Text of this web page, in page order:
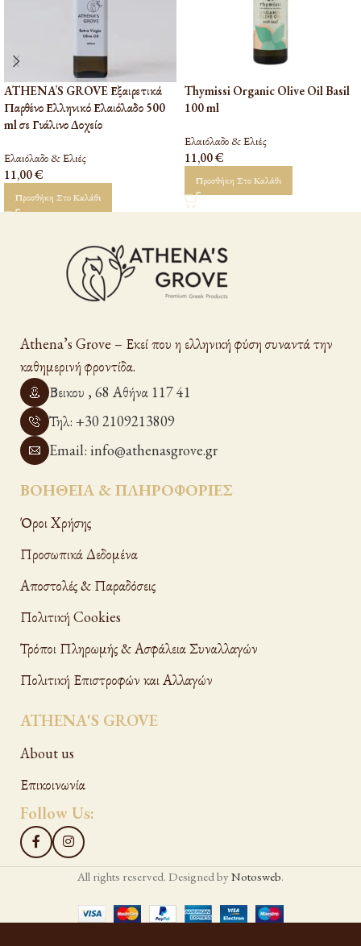
ATHENA’S GROVE Εξαιρετικά
Παρθένο Ελληνικό Ελαιόλαδο 500
ml σε Γυάλινο Δοχείο
Ελαιόλαδο & Ελιές
11,00€
Προσθήκη Στο Καλάθι
Thymissi Organic Olive Oil Basil
100 ml
Ελαιόλαδο & Ελιές
11,00€
Προσθήκη Στο Καλάθι
Athena’s Grove – Εκεί που η ελληνική φύση συναντά την
καθημερινή φροντίδα.
Βεικου , 68 Αθήνα 117 41
Τηλ: +30 2109213809
Email: info@athenasgrove.gr
ΒΟΗΘΕΙΑ & ΠΛΗΡΟΦΟΡΙΕΣ
Όροι Xρήσης
Προσωπικά Δεδομένα
Αποστολές & Παραδόσεις
Πολιτική Cookies
Τρόποι Πληρωμής & Ασφάλεια Συναλλαγών
Πολιτική Επιστροφών και Αλλαγών
ATHENA'S GROVE
About us
Επικοινωνία
Follow Us:
All rights reserved. Designed byNotosweb.